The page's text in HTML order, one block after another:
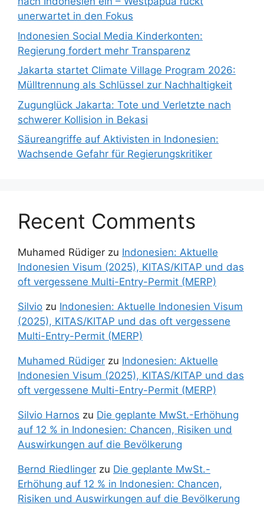
unerwartet in den Fokus
Indonesien Social Media Kinderkonten:
Regierung fordert mehr Transparenz
Jakarta startet Climate Village Program 2026:
Mülltrennung als Schlüssel zur Nachhaltigkeit
Zugunglück Jakarta: Tote und Verletzte nach
schwerer Kollision in Bekasi
Säureangriffe auf Aktivisten in Indonesien:
Wachsende Gefahr für Regierungskritiker
Recent Comments
Muhamed Rüdiger zu Indonesien: Aktuelle
Indonesien Visum (2025), KITAS/KITAP und das
oft vergessene Multi-Entry-Permit (MERP)
Silvio zu Indonesien: Aktuelle Indonesien Visum
(2025), KITAS/KITAP und das oft vergessene
Multi-Entry-Permit (MERP)
Muhamed Rüdiger zu Indonesien: Aktuelle
Indonesien Visum (2025), KITAS/KITAP und das
oft vergessene Multi-Entry-Permit (MERP)
Silvio Harnos zu Die geplante MwSt.-Erhöhung
auf 12 % in Indonesien: Chancen, Risiken und
Auswirkungen auf die Bevölkerung
Bernd Riedlinger zu Die geplante MwSt.-
Erhöhung auf 12 % in Indonesien: Chancen,
Risiken und Auswirkungen auf die Bevölkerung